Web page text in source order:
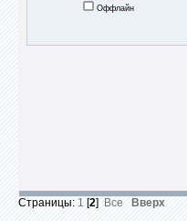
Оффлайн
Страницы: 1 [2] Все Вверх